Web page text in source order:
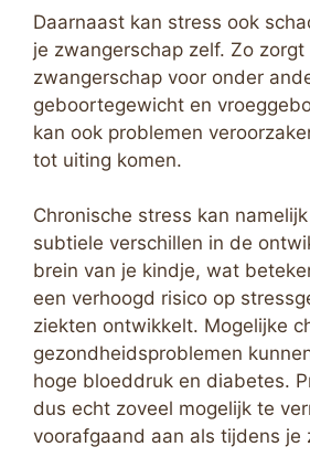
Daarnaast kan stress ook
je zwangerschap zelf. Zo
zwangerschap voor onder
geboortegewicht en
kan ook problemen
tot uiting komen.
Chronische stress kan
subtiele verschillen in de
brein van je kindje, wat
een verhoogd risico op
ziekten ontwikkelt. Mogelijke
gezondheidsproblemen
hoge bloeddruk en diabetes.
dus echt zoveel mogelijk te
voorafgaand aan als tijdens je